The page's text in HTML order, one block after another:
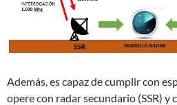
Además, es capaz de cumplir con
opere con radar secundario (SSR) y